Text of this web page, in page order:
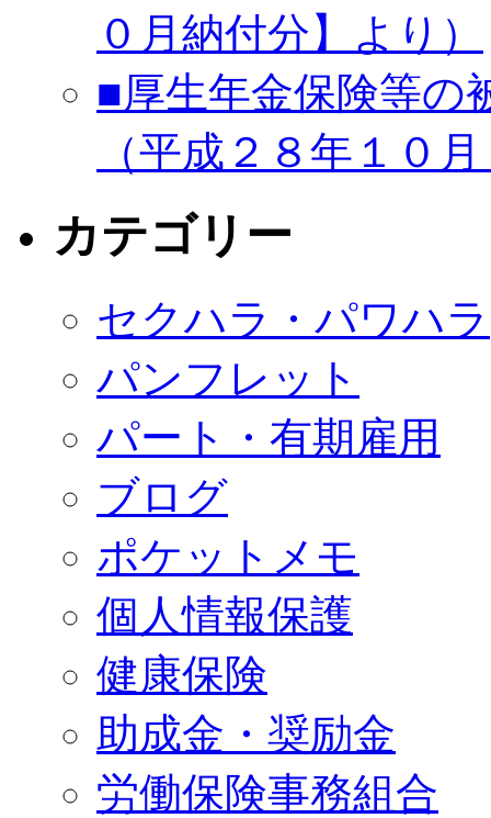
０月納付分】より）
■厚生年金保険等の
（平成２８年１０
カテゴリー
セクハラ・パワハラ
パンフレット
パート・有期雇用
ブログ
ポケットメモ
個人情報保護
健康保険
助成金・奨励金
労働保険事務組合